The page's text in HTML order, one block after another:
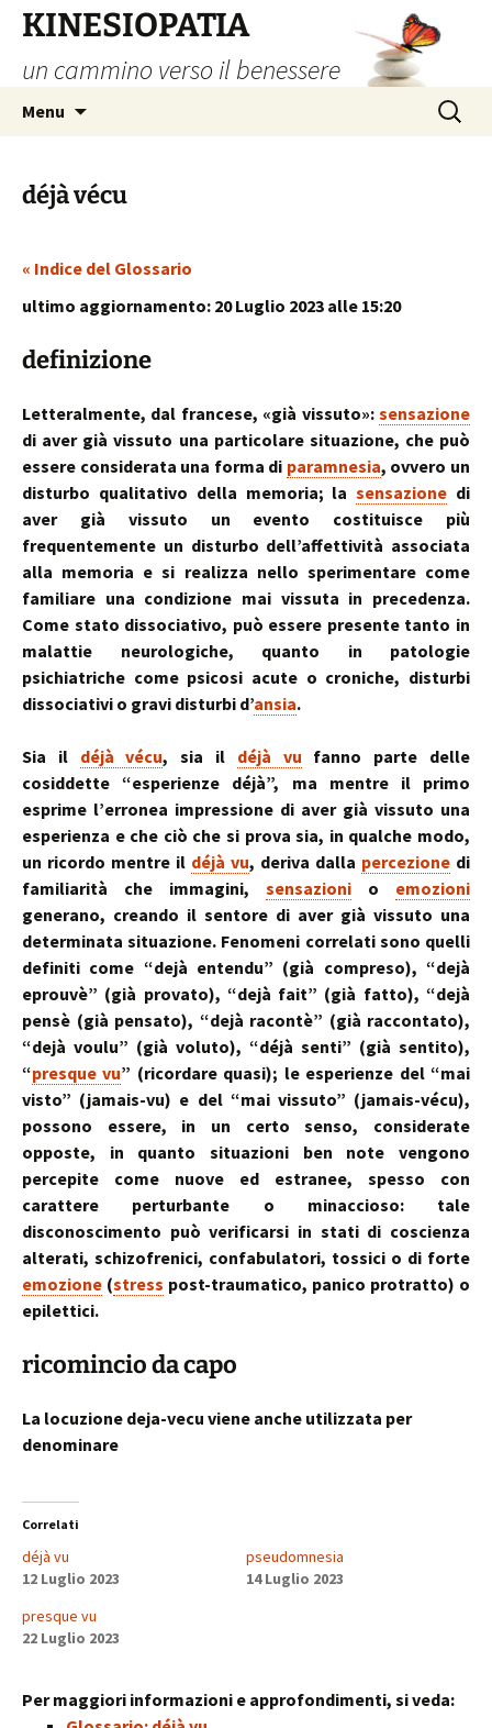
contenuto
KINESIOPATIA
un cammino verso il benessere
Menu
Ricerca
per:
déjà vécu
« Indice del Glossario
ultimo aggiornamento: 20 Luglio 2023 alle 15:20
definizione
Letteralmente, dal francese, «già vissuto»: sensazione
di aver già vissuto una particolare situazione, che può
essere considerata una forma di paramnesia, ovvero un
disturbo qualitativo della memoria; lasensazione di
aver già vissuto un evento costituisce più
frequentemente un disturbo dell’affettività associata
alla memoria e si realizza nello sperimentare come
familiare una condizione mai vissuta in precedenza.
Come stato dissociativo, può essere presente tanto in
malattie neurologiche, quanto in patologie
psichiatriche come psicosi acute o croniche, disturbi
dissociativi o gravi disturbi d’ansia.
Sia il déjà vécu, sia il déjà vu fanno parte delle
cosiddette “esperienze déjà”, ma mentre il primo
esprime l’erronea impressione di aver già vissuto una
esperienza e che ciò che si prova sia, in qualche modo,
un ricordo mentre il déjà vu, deriva dalla percezione di
familiarità che immagini, sensazioni o emozioni
generano, creando il sentore di aver già vissuto una
determinata situazione. Fenomeni correlati sono quelli
definiti come “dejà entendu” (già compreso), “dejà
eprouvè” (già provato), “dejà fait” (già fatto), “dejà
pensè (già pensato), “dejà racontè” (già raccontato),
“dejà voulu” (già voluto), “déjà senti” (già sentito),
“presque vu” (ricordare quasi); le esperienze del “mai
visto” (jamais-vu) e del “mai vissuto” (jamais-vécu),
possono essere, in un certo senso, considerate
opposte, in quanto situazioni ben note vengono
percepite come nuove ed estranee, spesso con
carattere perturbante o minaccioso: tale
disconoscimento può verificarsi in stati di coscienza
alterati, schizofrenici, confabulatori, tossici o di forte
emozione (stress post-traumatico, panico protratto) o
epilettici.
ricomincio da capo
La locuzione deja-vecu viene anche utilizzata per
denominare
Correlati
déjà vu
12 Luglio 2023
pseudomnesia
14 Luglio 2023
presque vu
22 Luglio 2023
Per maggiori informazioni e approfondimenti, si veda: